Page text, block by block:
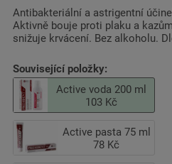
Antibakteriální a astrigentní
Aktivně bouje proti plaku a
snižuje krvácení. Bez alkoholu.
Související položky:
Active voda 200 ml
103 Kč
Active pasta 75 ml
78 Kč